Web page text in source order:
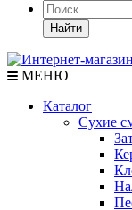
Найти
МЕНЮ
Каталог
Сухие